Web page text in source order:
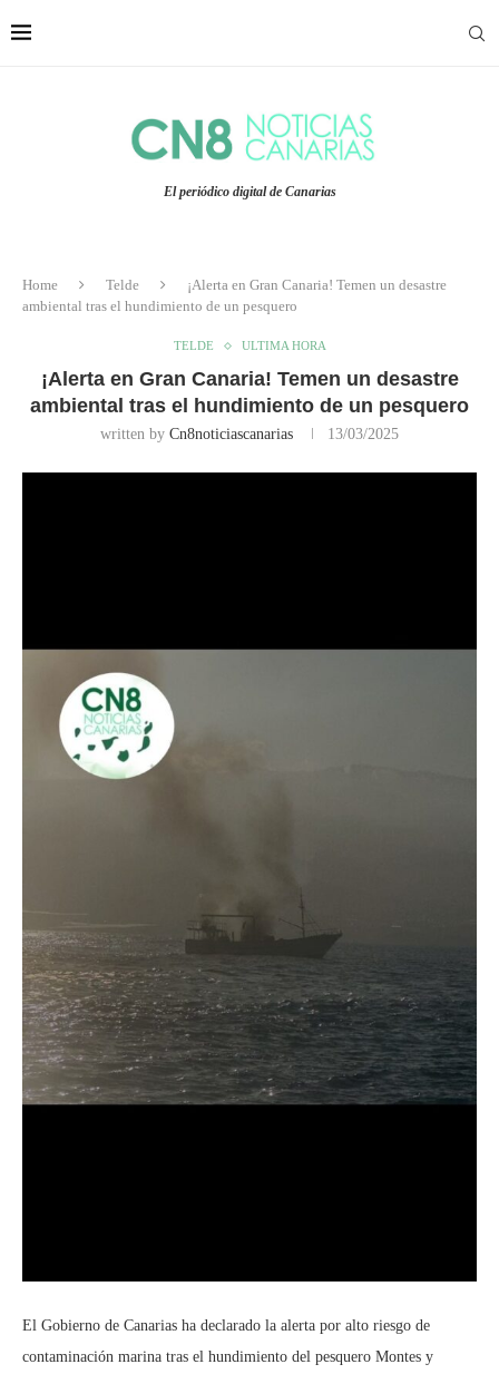
El periódico digital de Canarias
Home Telde
¡Alerta en Gran Canaria! Temen un desastre
ambiental tras el hundimiento de un pesquero
TELDE ULTIMA HORA
¡Alerta en Gran Canaria! Temen un desastre
ambiental tras el hundimiento de un pesquero
written by Cn8noticiascanarias 13/03/2025
El Gobierno de Canarias ha declarado la alerta por alto riesgo de
contaminación marina tras el hundimiento del pesquero Montes y